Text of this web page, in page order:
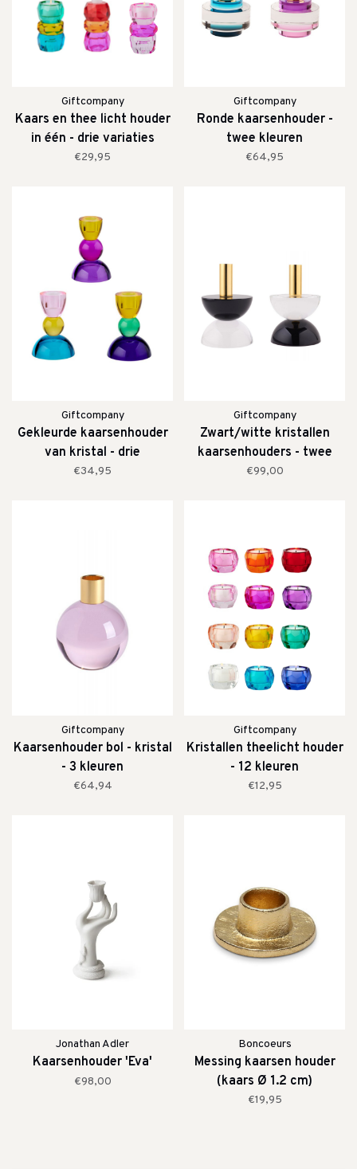
Giftcompany
Kaars en thee licht houder
in één - drie variaties
beschikbaar
€29,95
Giftcompany
Ronde kaarsenhouder -
twee kleuren
€64,95
Giftcompany
Gekleurde kaarsenhouder
van kristal - drie
kleurcombinaties
€34,95
Giftcompany
Zwart/witte kristallen
kaarsenhouders - twee
variaties
€99,00
Giftcompany
Kaarsenhouder bol - kristal
- 3 kleuren
€64,94
Giftcompany
Kristallen theelicht houder
- 12 kleuren
€12,95
Jonathan Adler
Kaarsenhouder 'Eva'
€98,00
Boncoeurs
Messing kaarsen houder
(kaars Ø 1.2 cm)
€19,95